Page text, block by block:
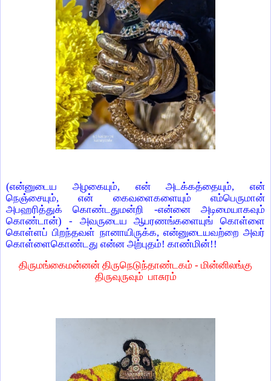
(என்னுடைய அழகையும், என் அடக்கத்தையும், என்
நெஞ்சையும், என் கைவளைகளையும் எம்பெருமான்
அபஹரித்துக் கொண்டதுமன்றி -என்னை அடிமையாகவும்
கொண்டான்) - அவருடைய ஆபரணங்களையுங் கொள்ளை
கொள்ளப் பிறந்தவள் நானாயிருக்க, என்னுடையவற்றை அவர்
கொள்ளைகொண்டது என்ன அற்புதம்! காண்மின்!!
திருமங்கைமன்னன் திருநெடுந்தாண்டகம் - மின்னிலங்கு
திருவுருவும் பாசுரம்